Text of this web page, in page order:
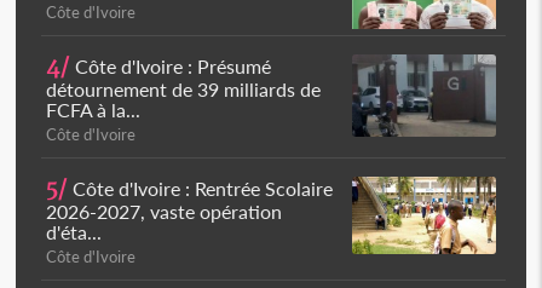
Côte d'Ivoire
4/ Côte d'Ivoire : Présumé
détournement de 39 milliards de
FCFA à la...
Côte d'Ivoire
5/ Côte d'Ivoire : Rentrée Scolaire
2026-2027, vaste opération
d'éta...
Côte d'Ivoire